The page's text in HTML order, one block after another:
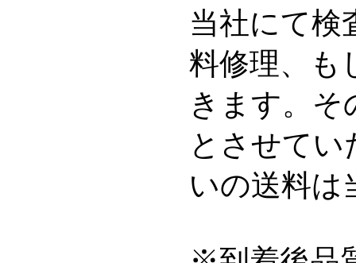
当社にて検
料修理、も
きます。そ
とさせて
いの送料は